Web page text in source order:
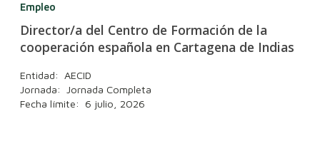
Empleo
Director/a del Centro de Formación de la
cooperación española en Cartagena de Indias
Entidad: AECID
Jornada: Jornada Completa
Fecha límite: 6 julio, 2026